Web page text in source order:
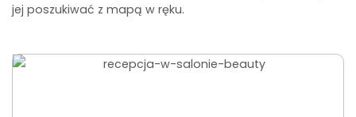
jej poszukiwać z mapą w ręku.